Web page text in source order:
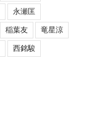
永瀬匡
稲葉友 竜星涼
西銘駿